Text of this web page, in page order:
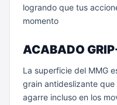
logrando que tus
momento
ACABADO
La superficie del MMG
grain antideslizante
agarre incluso en los